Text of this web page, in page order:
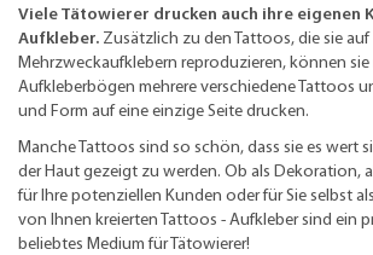
Viele Tätowierer drucken auch ihre eigenen
Aufkleber. Zusätzlich zu den Tattoos, die sie auf
Mehrzweckaufklebern reproduzieren, können
Aufkleberbögen mehrere verschiedene Tattoos
und Form auf eine einzige Seite drucken.
Manche Tattoos sind so schön, dass sie es wert
der Haut gezeigt zu werden. Ob als Dekoration,
für Ihre potenziellen Kunden oder für Sie selbst
von Ihnen kreierten Tattoos - Aufkleber sind ein
beliebtes Medium für Tätowierer!